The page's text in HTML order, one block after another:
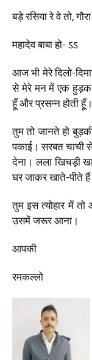
बड़े रसिया रे वे तो,
महादेव बाबा हो- ऽऽ
आज भी मेरे दिलो-
से मेरे मन में एक हुड़क
हूँ और प्रसन्न होती हूँ।
तुम तो जानते हो
पकाई। सरबत चाची
देना। लला खिचड़ी
घर जाकर खाते-पीते
तुम इस त्योहार में तो
उसमेंजरूर आना।
आपकी
रमकल्लो